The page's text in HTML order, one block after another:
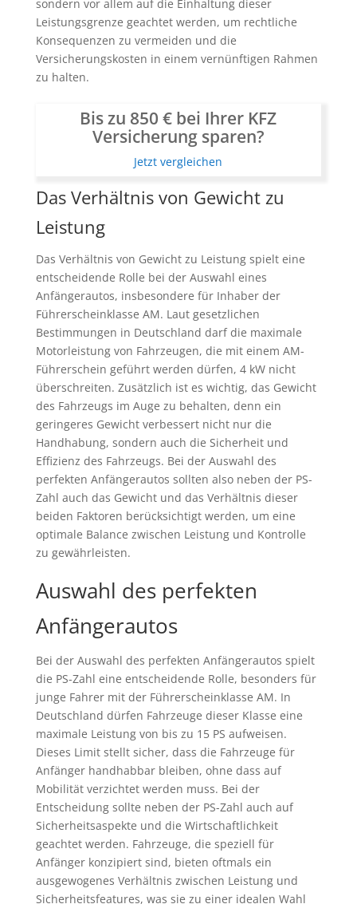
sondern vor allem auf die Einhaltung dieser
Leistungsgrenze geachtet werden, um rechtliche
Konsequenzen zu vermeiden und die
Versicherungskosten in einem vernünftigen Rahmen
zu halten.
Bis zu 850 € bei Ihrer KFZ
Versicherung sparen?
Jetzt vergleichen
Das Verhältnis von Gewicht zu
Leistung
Das Verhältnis von Gewicht zu Leistung spielt eine
entscheidende Rolle bei der Auswahl eines
Anfängerautos, insbesondere für Inhaber der
Führerscheinklasse AM. Laut gesetzlichen
Bestimmungen in Deutschland darf die maximale
Motorleistung von Fahrzeugen, die mit einem AM-
Führerschein geführt werden dürfen, 4 kW nicht
überschreiten. Zusätzlich ist es wichtig, das Gewicht
des Fahrzeugs im Auge zu behalten, denn ein
geringeres Gewicht verbessert nicht nur die
Handhabung, sondern auch die Sicherheit und
Effizienz des Fahrzeugs. Bei der Auswahl des
perfekten Anfängerautos sollten also neben der PS-
Zahl auch das Gewicht und das Verhältnis dieser
beiden Faktoren berücksichtigt werden, um eine
optimale Balance zwischen Leistung und Kontrolle
zu gewährleisten.
Auswahl des perfekten
Anfängerautos
Bei der Auswahl des perfekten Anfängerautos spielt
die PS-Zahl eine entscheidende Rolle, besonders für
junge Fahrer mit der Führerscheinklasse AM. In
Deutschland dürfen Fahrzeuge dieser Klasse eine
maximale Leistung von bis zu 15 PS aufweisen.
Dieses Limit stellt sicher, dass die Fahrzeuge für
Anfänger handhabbar bleiben, ohne dass auf
Mobilität verzichtet werden muss. Bei der
Entscheidung sollte neben der PS-Zahl auch auf
Sicherheitsaspekte und die Wirtschaftlichkeit
geachtet werden. Fahrzeuge, die speziell für
Anfänger konzipiert sind, bieten oftmals ein
ausgewogenes Verhältnis zwischen Leistung und
Sicherheitsfeatures, was sie zu einer idealen Wahl